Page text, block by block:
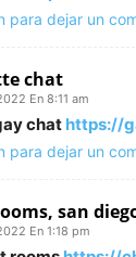
para dejar un
chat
En 8:11 am
chat https://
para dejar un
san
En 1:18 pm